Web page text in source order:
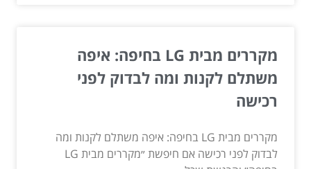
מקררים מבית LG בחיפה: איפה
משתלם לקנות ומה לבדוק לפני
רכישה
מקררים מבית LG בחיפה: איפה משתלם לקנות ומה
לבדוק לפני רכישה אם חיפשת ״מקררים מבית LG